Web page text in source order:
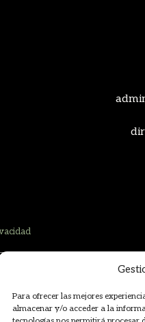
Para ofrecer las mejores
almacenar y/o acceder a la